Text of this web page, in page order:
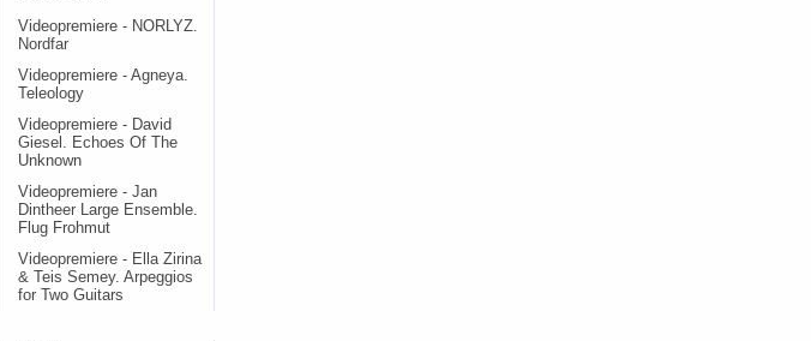
Videopremiere - NORLYZ.
Nordfar
Videopremiere - Agneya.
Teleology
Videopremiere - David
Giesel. Echoes Of The
Unknown
Videopremiere - Jan
Dintheer Large Ensemble.
Flug Frohmut
Videopremiere - Ella Zirina
& Teis Semey. Arpeggios
for Two Guitars